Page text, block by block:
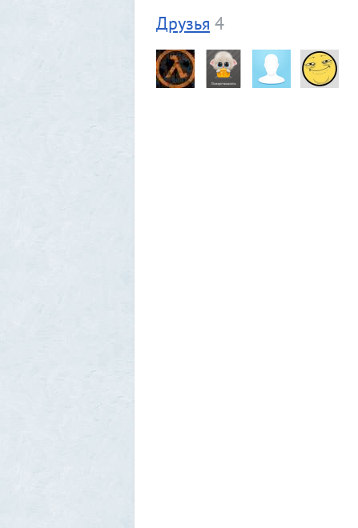
Друзья 4